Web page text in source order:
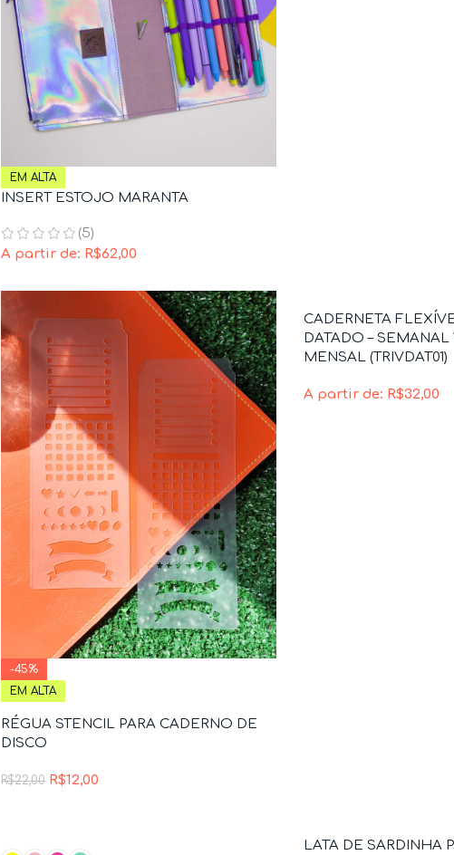
EM ALTA
INSERT ESTOJO MARANTA
(5)
A partir de: R$62,00
-45%
EM ALTA
RÉGUA STENCIL PARA CADERNO DE
DISCO
R$22,00 R$12,00
CADERNETA
DATADO – SEMANAL
MENSAL (TRIVDAT01)
A partir de: R$32,00
LATA DE SARDINHA